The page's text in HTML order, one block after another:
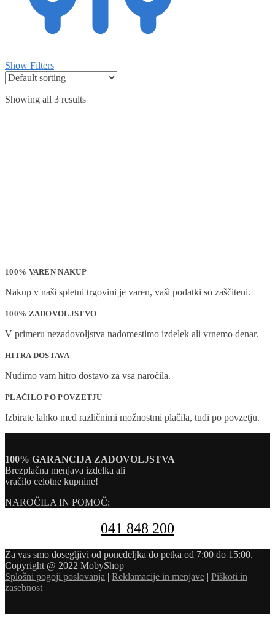
Show Filters
Showing all 3 results
100% VAREN NAKUP
Nakup v naši spletni trgovini je varen, vaši podatki so zaščiteni.
100% ZADOVOLJSTVO
V primeru nezadovoljstva nadomestimo izdelek ali vrnemo denar.
HITRA DOSTAVA
Nudimo vam hitro dostavo za vsa naročila.
PLAČILO PO POVZETJU
Izbirate lahko med različnimi možnostmi plačila, tudi po povzetju.
100% GARANCIJA ZADOVOLJSTVA
Brezplačna menjava izdelka ali
vračilo celotne kupnine!
NAROČILA IN POMOČ:
041 848 200
Za vas smo dosegljivi od ponedeljka do petka od 7:00 do 15:00.
Copyright @ 2022 MobyShop
Splošni pogoji poslovanja | Reklamacije in menjave | Piškoti in
zasebnost